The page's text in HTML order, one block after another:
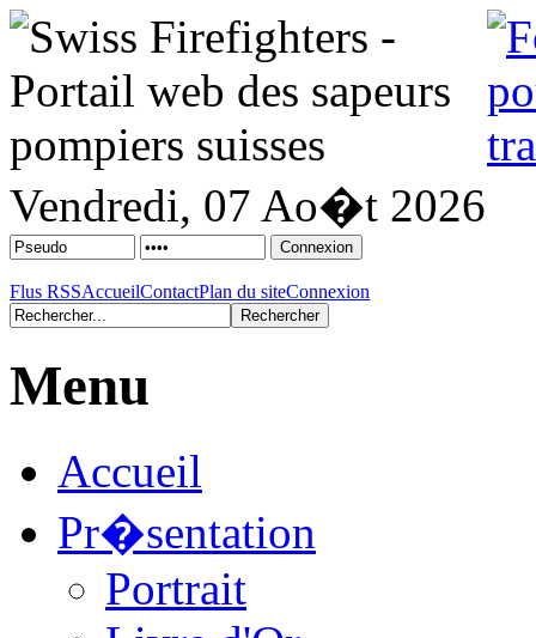
Vendredi, 07 Ao�t 2026
Flus RSSAccueilContactPlan du siteConnexion
Menu
Accueil
Pr�sentation
Portrait